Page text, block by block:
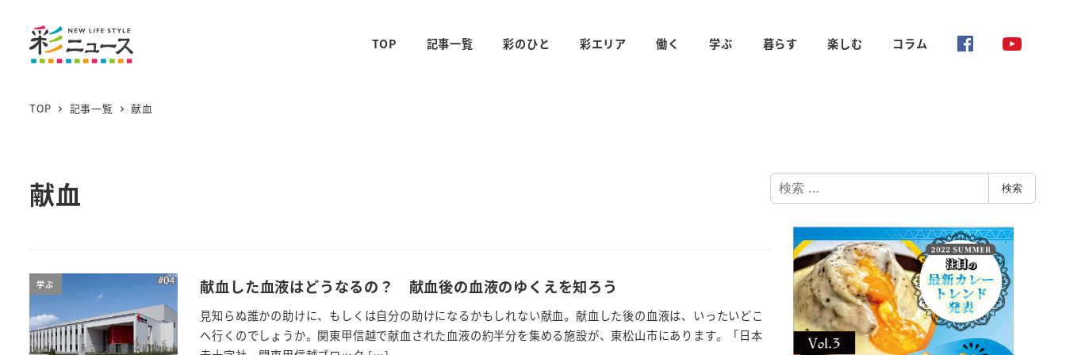
TOP 記事一覧 彩のひと 彩エリア 働く 学ぶ 暮らす 楽しむ コラム
TOP 記事一覧 献血
献血
学ぶ 献血した血液はどうなるの？ 献血後の血液のゆくえを知ろう
見知らぬ誰かの助けに、もしくは自分の助けになるかもしれない献血。献血した後の血液は、いったいどこ
へ行くのでしょうか。関東甲信越で献血された血液の約半分を集める施設が、東松山市にあります。「日本
検
索
検索